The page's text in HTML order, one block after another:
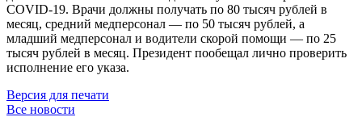
COVID-19. Врачи должны получать по 80 тысяч рублей в
месяц, средний медперсонал — по 50 тысяч рублей, а
младший медперсонал и водители скорой помощи — по 25
тысяч рублей в месяц. Президент пообещал лично проверить
исполнение его указа.
Версия для печати
Все новости